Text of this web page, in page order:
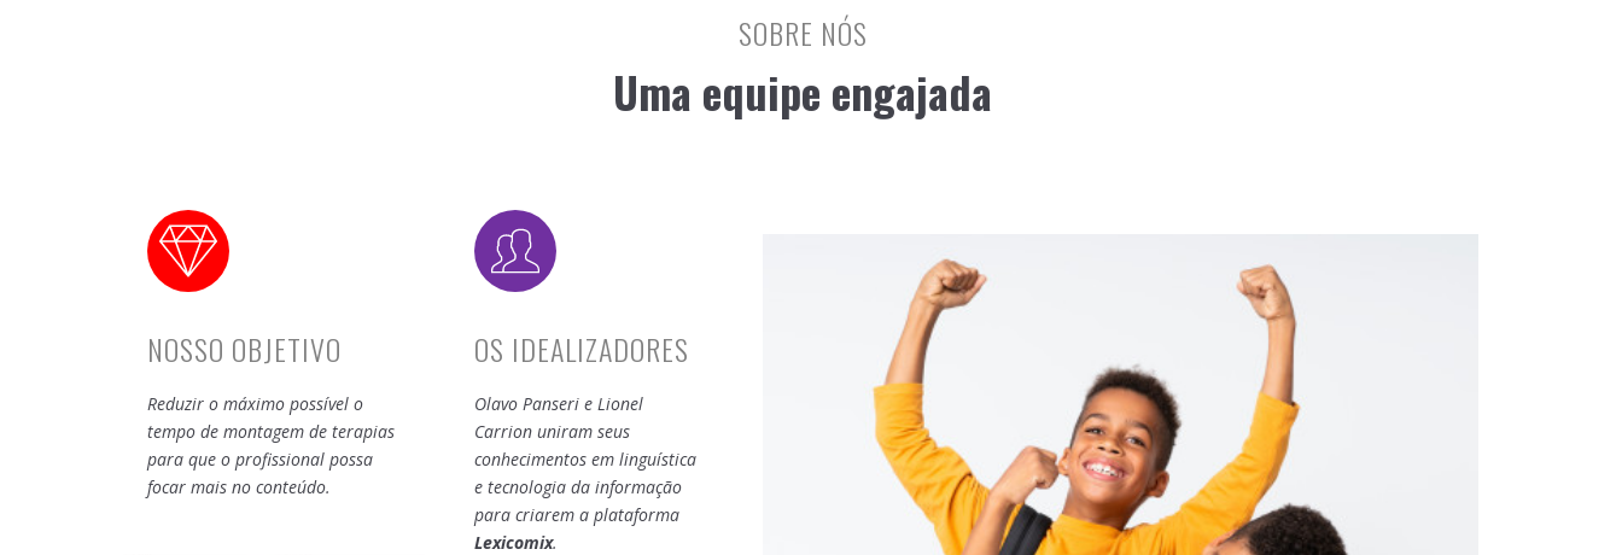
SOBRE NÓS
Uma equipe engajada
NOSSO OBJETIVO
Reduzir o máximo possível o
tempo de montagem de terapias
para que o profissional possa
focar mais no conteúdo.
OS IDEALIZADORES
Olavo Panseri e Lionel
Carrion uniram seus
conhecimentos em linguística
e tecnologia da informação
para criarem a plataforma
Lexicomix.